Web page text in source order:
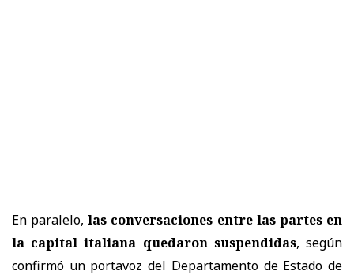
En paralelo,las conversaciones entre las partes en
la capital italiana quedaron suspendidas, según
confirmó un portavoz del Departamento de Estado de